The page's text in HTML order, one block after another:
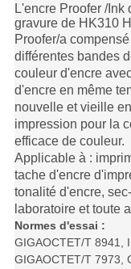
L'encre Proofer /Ink
gravure de HK310
Proofer/a
différentes bandes
couleur d'encre
d'encre en même
nouvelle et vieille
impression pour la
efficace de couleur.
Applicable à :
tache d'encre
tonalité d'encre,
laboratoire et toute
Normes d'essai :
GIGAOCTET/T 8941,
GIGAOCTET/T 7973,